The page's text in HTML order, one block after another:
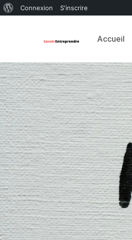
Connexion S'inscrire
Accueil